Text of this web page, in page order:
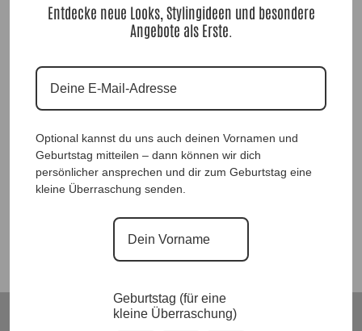
SpitzenLongshirt Clarissa Red |Gr. UNI 40-46/48|, Anr.: 3815
32,90€
Suchen
Entdecke neue Looks, Stylingideen und besondere
Angebote als Erste.
Optional kannst du uns auch deinen Vornamen und
Geburtstag mitteilen – dann können wir dich
persönlicher ansprechen und dir zum Geburtstag eine
kleine Überraschung senden.
Geburtstag (für eine
kleine Überraschung)